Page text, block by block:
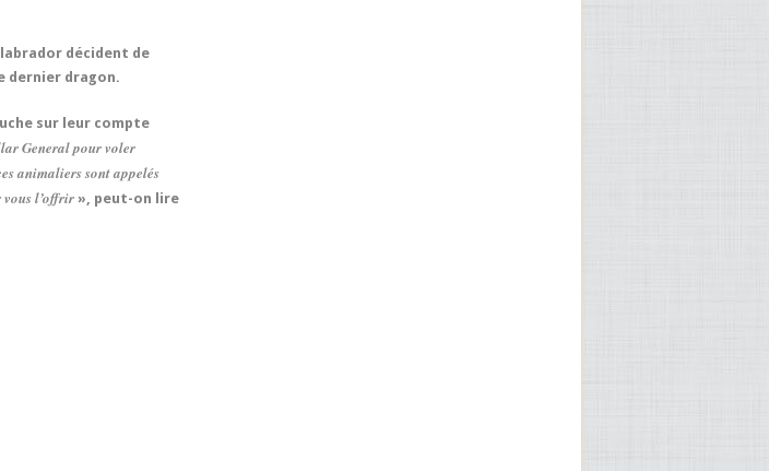
labrador décident de
dernier dragon.
sur leur compte
General pour voler
animaliers sont appelés
vous l’offrir », peut-on lire